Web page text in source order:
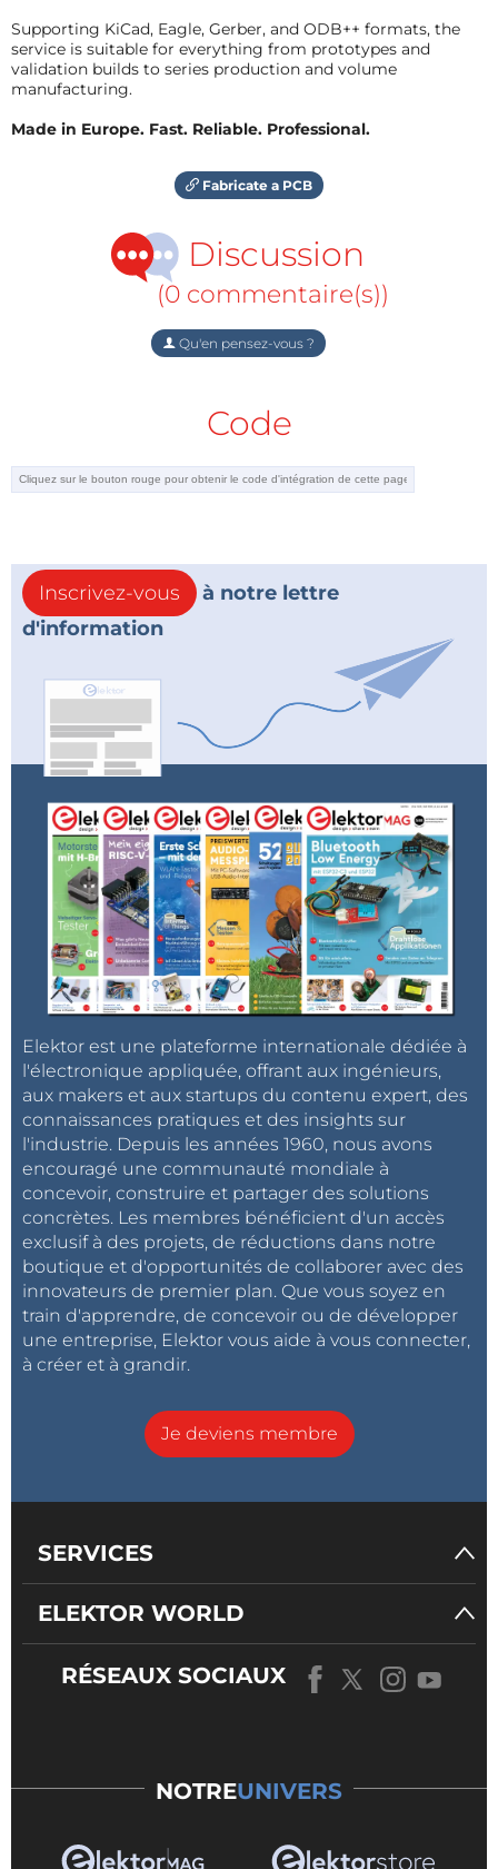
Supporting KiCad, Eagle, Gerber, and ODB++ formats, the
service is suitable for everything from prototypes and
validation builds to series production and volume
manufacturing.
Made in Europe. Fast. Reliable. Professional.
Fabricate a PCB
Discussion
(0 commentaire(s))
Qu'en pensez-vous ?
Code
Inscrivez-vous
à notre lettre
d'information
Elektor est une plateforme internationale dédiée à
l'électronique appliquée, offrant aux ingénieurs,
aux makers et aux startups du contenu expert, des
connaissances pratiques et des insights sur
l'industrie. Depuis les années 1960, nous avons
encouragé une communauté mondiale à
concevoir, construire et partager des solutions
concrètes. Les membres bénéficient d'un accès
exclusif à des projets, de réductions dans notre
boutique et d'opportunités de collaborer avec des
innovateurs de premier plan. Que vous soyez en
train d'apprendre, de concevoir ou de développer
une entreprise, Elektor vous aide à vous connecter,
à créer et à grandir.
Je deviens membre
SERVICES
ELEKTOR WORLD
RÉSEAUX SOCIAUX
NOTREUNIVERS